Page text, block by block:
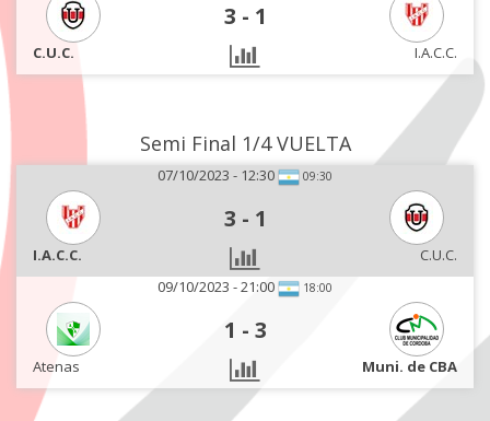
3 - 1
C.U.C. I.A.C.C.
Semi Final 1/4 VUELTA
07/10/2023 - 12:30 09:30
3 - 1
I.A.C.C.
C.U.C.
09/10/2023 - 21:00
18:00
1 - 3
Atenas Muni. de CBA